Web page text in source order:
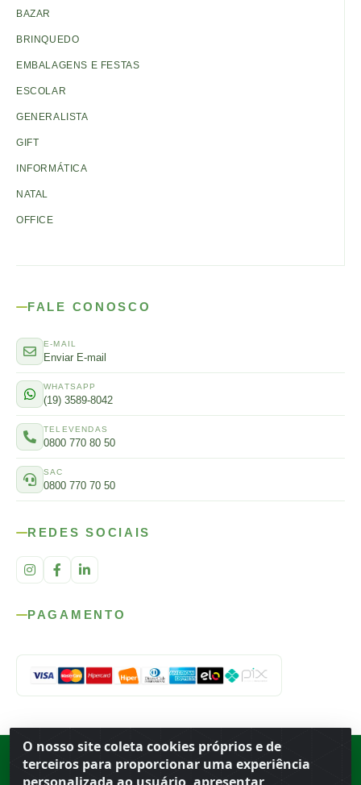
O nosso site coleta cookies próprios e de
terceiros para proporcionar uma experiência
BAZAR
BRINQUEDO
EMBALAGENS E FESTAS
ESCOLAR
GENERALISTA
GIFT
INFORMÁTICA
NATAL
OFFICE
FALE CONOSCO
E-MAIL
Enviar E-mail
WHATSAPP
(19) 3589-8042
TELEVENDAS
0800 770 80 50
SAC
0800 770 70 50
REDES SOCIAIS
PAGAMENTO
Rod. SP-215, s/n, km 98 — Área Rural Porto Ferreira ·BR
· CEP
· CNPJ 56.679.863/0001-91